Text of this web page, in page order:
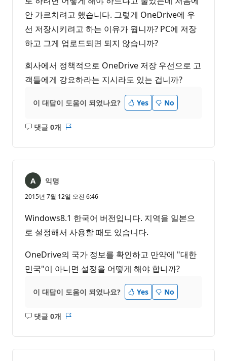
안 가르치려고 했습니다. 그렇게 OneDrive에 우
선 저장시키려고 하는 이유가 뭡니까? PC에 저장
하고 그게 업로드되면 되지 않습니까?
회사에서 정책적으로 OneDrive 저장 우선으로 고
객들에게 강요하라는 지시라도 있는 겁니까?
이 대답이 도움이 되었나요? Yes No
댓글 0개
설
음
익명
2015년 7월 12일 오전 6:46
Windows8.1 한국어 버전입니다. 지역을 일본으
로 설정해서 사용할 때도 있습니다.
OneDrive의 국가 정보를 확인하고 만약에 "대한
민국"이 아니면 설정을 어떻게 해야 합니까?
이 대답이 도움이 되었나요? Yes No
댓글 0개
설
음